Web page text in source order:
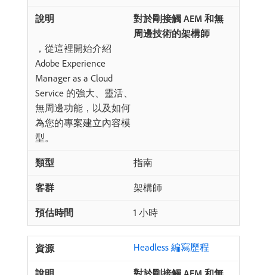
對於剛接觸 AEM 和無
周邊技術的架構師
，從這裡開始介紹
Adobe Experience
Manager as a Cloud
Service 的強大、靈活、
無周邊功能，以及如何
為您的專案建立內容模
型。
指南
架構師
1 小時
Headless 編寫歷程